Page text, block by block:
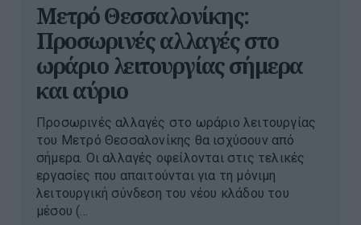
Μετρό Θεσσαλονίκης:
Προσωρινές αλλαγές στο
ωράριο λειτουργίας σήμερα
και αύριο
Προσωρινές αλλαγές στο ωράριο λειτουργίας
του Μετρό Θεσσαλονίκης θα ισχύσουν από
σήμερα. Οι αλλαγές οφείλονται στις τελικές
εργασίες που απαιτούνται για τη μόνιμη
λειτουργική σύνδεση του νέου κλάδου του
μέσου (...